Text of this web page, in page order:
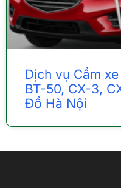
Dịch vụ Cầm
BT-50, CX-3,
Đồ Hà Nội